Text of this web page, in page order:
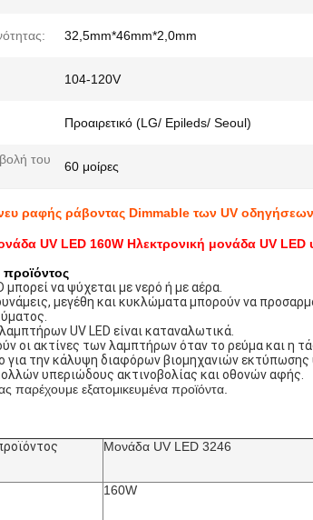
32,5mm*46mm*2,0mm
104-120V
Προαιρετικό (LG/ Epileds/ Seoul)
του
60 μοίρες
ραφής ράβοντας Dimmable των UV
UV LED 160W Ηλεκτρονική μονάδα UV LED
μπορεί να ψύχεται με νερό ή με αέρα.
μεγέθη και κυκλώματα μπορούν να
UV LED είναι καταναλωτικά.
οι ακτίνες των λαμπτήρων όταν το ρεύμα και η
για την κάλυψη διαφόρων βιομηχανιών
υπεριώδους ακτινοβολίας και οθονών αφής.
παρέχουμε εξατομικευμένα προϊόντα.
Μονάδα UV LED 3246
160W